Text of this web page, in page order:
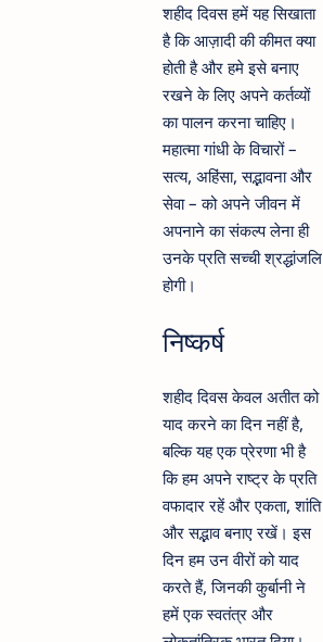
शहीद दिवस हमें यह सिखाता
है कि आज़ादी की कीमत क्या
होती है और हमे इसे बनाए
रखने के लिए अपने कर्तव्यों
का पालन करना चाहिए।
महात्मा गांधी के विचारों –
सत्य, अहिंसा, सद्भावना और
सेवा – को अपने जीवन में
अपनाने का संकल्प लेना ही
उनके प्रति सच्ची श्रद्धांजलि
होगी।
निष्कर्ष
शहीद दिवस केवल अतीत को
याद करने का दिन नहीं है,
बल्कि यह एक प्रेरणा भी है
कि हम अपने राष्ट्र के प्रति
वफादार रहें और एकता, शांति
और सद्भाव बनाए रखें। इस
दिन हम उन वीरों को याद
करते हैं, जिनकी कुर्बानी ने
हमें एक स्वतंत्र और